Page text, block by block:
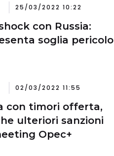
25/03/2022 10:22
con Russia:
soglia pericolo
02/03/2022 11:55
con timori offerta,
ulteriori sanzioni
Opec+